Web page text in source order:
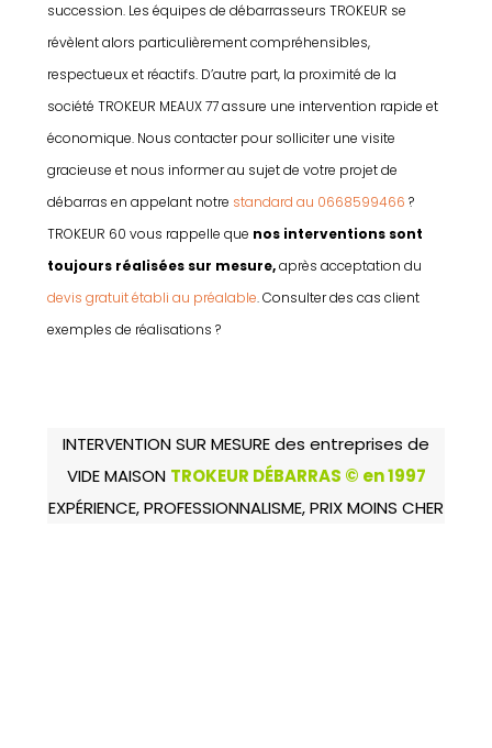
succession. Les équipes de débarrasseurs TROKEUR se
révèlent alors particulièrement compréhensibles,
respectueux et réactifs. D’autre part, la proximité de la
société TROKEUR MEAUX 77 assure une intervention rapide et
économique. Nous contacter pour solliciter une visite
gracieuse et nous informer au sujet de votre projet de
débarras en appelant notre standard au 0668599466 ?
TROKEUR 60 vous rappelle que nos interventions sont
toujours réalisées sur mesure,après acceptation du
devis gratuit établi au préalable. Consulter des cas client
exemples de réalisations ?
INTERVENTION SUR MESURE des entreprises de
VIDE MAISON TROKEUR DÉBARRAS © en 1997
EXPÉRIENCE, PROFESSIONNALISME, PRIX MOINS CHER